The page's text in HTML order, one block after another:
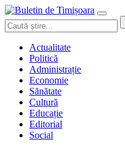
Actualitate
Politică
Administrație
Economie
Sănătate
Cultură
Educație
Editorial
Social